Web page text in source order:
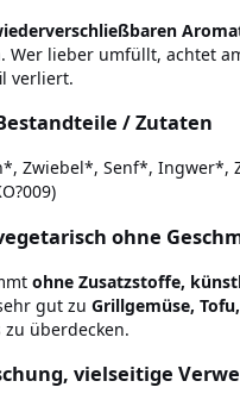
lieber umfüllt, achtet
verliert.
/ Zutaten
Zwiebel*, Senf*,
ohne
ohne Zusatzstoffe,
gut zu Grillgemüse,
überdecken.
vielseitige